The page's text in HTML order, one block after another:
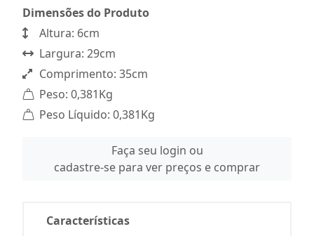
Dimensões do Produto
Altura: 6cm
Largura: 29cm
Comprimento: 35cm
Peso: 0,381Kg
Peso Líquido: 0,381Kg
Faça seu login ou
cadastre-se para ver preços e comprar
Características